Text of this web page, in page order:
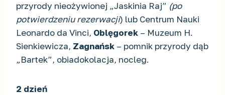
przyrody nieożywionej „Jaskinia Raj” (po
potwierdzeniu rezerwacji) lub Centrum Nauki
Leonardo da Vinci, Oblęgorek – Muzeum H.
Sienkiewicza, Zagnańsk – pomnik przyrody dąb
„Bartek”, obiadokolacja, nocleg.
2 dzień